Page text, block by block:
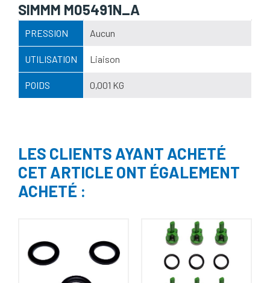
SIMMM M05491N_A
PRESSION Aucun
UTILISATION Liaison
POIDS 0,001 KG
LES CLIENTS AYANT ACHETÉ
CET ARTICLE ONT ÉGALEMENT
ACHETÉ :